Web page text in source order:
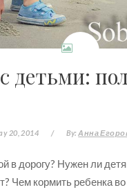
детьми:
20, 2014 / By: Анна
в дорогу? Нужен ли
Чем кормить ребенка